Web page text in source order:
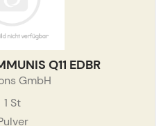
Q11 EDBR
GmbH
1 St